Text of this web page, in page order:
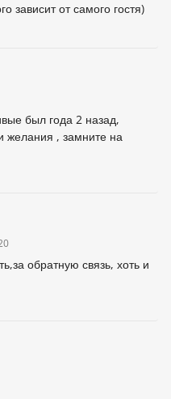
зависит от самого гостя)
был года 2 назад,
желания , замните на
обратную связь, хоть и